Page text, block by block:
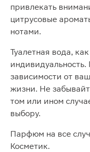
привлекать
цитрусовые
нотами.
Туалетная вода,
зависимости от
жизни. Не
том или ином
выбору.
Парфюм на все
Косметик.